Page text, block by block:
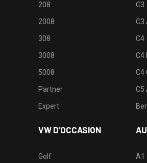
208
2008
308
3008
5008
Partner
Expert
VW D’OCCASION
Golf
C3
C3
C4
C4
C4
C5
A1